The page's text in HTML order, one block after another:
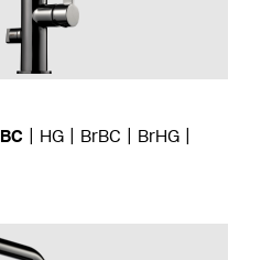
BC HG BrBC
BrHG